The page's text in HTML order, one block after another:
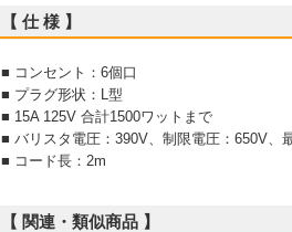
【 仕 様 】
■ コンセント：6個口
■ プラグ形状：L型
■ 15A 125V 合計1500ワットまで
■ バリスタ電圧：390V、制限電圧：650V、
■ コード長：2m
【 関連・類似商品 】